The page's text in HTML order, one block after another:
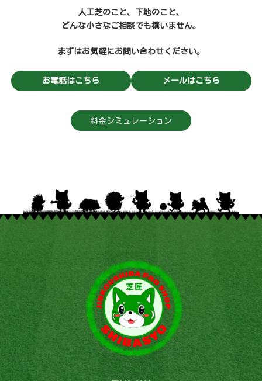
人工芝のこと、下地のこと、
どんな小さなご相談でも構いません。
まずはお気軽にお問い合わせください。
お電話はこちら メールはこちら
料金シミュレーション